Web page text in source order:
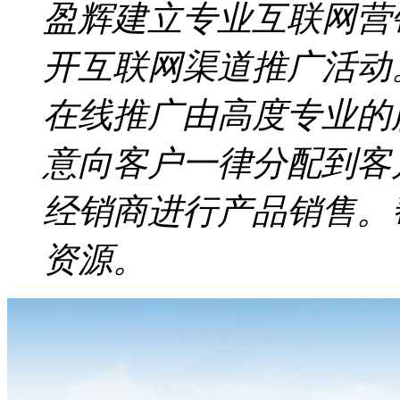
盈辉建立专业互联网
开互联网渠道推广活动
在线推广由高度专业
意向客户一律分配到
经销商进行产品销售
资源。